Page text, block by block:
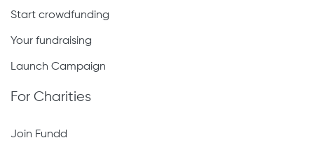
Start crowdfunding
Your fundraising
Launch Campaign
For Charities
Join Fundd